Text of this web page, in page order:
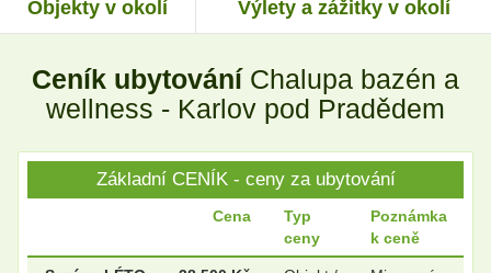
Objekty v okolí Výlety a zážitky v okolí
Ceník ubytování Chalupa bazén a
wellness - Karlov pod Pradědem
Základní CENÍK - ceny za ubytování
Cena
Typ
ceny
Poznámka
k ceně